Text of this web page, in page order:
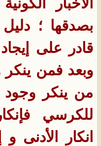
الأخبار
بصدقها ؛
قادر على
وبعد فمن ينكر
من ينكر وجود
للكرسي
انكار الأدنى